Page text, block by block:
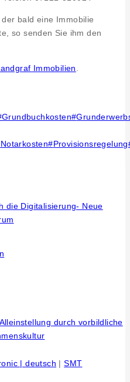
bald eine Immobilie
so senden Sie ihm den
Immobilien.
Grundbuchkosten#
Notarkosten#Provisionsregelung
die Digitalisierung- Neue
| deutsch |SMT